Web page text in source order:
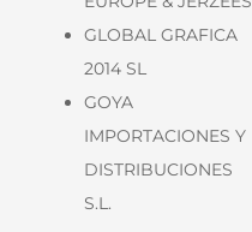
GLOBAL GRAFICA
2014 SL
GOYA
IMPORTACIONES Y
DISTRIBUCIONES
S.L.